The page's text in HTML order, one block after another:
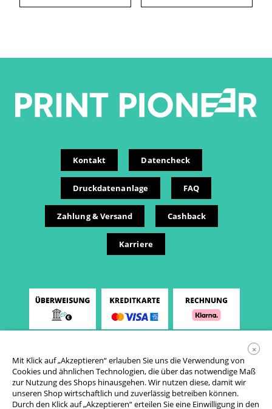
Kontakt Datencheck
Druckdatenanlage FAQ
Zahlung & Versand Cashback
Karriere
×
Mit Klick auf „Akzeptieren“ erlauben Sie uns die Verwendung von
Cookies und ähnlichen Technologien, die über das notwendige Maß
zur Nutzung des Shops hinausgehen. Wir nutzen diese, damit wir
unseren Shop wirtschaftlich und zuverlässig betreiben können.
Durch den Klick auf „Akzeptieren“ erteilen Sie eine Einwilligung in den